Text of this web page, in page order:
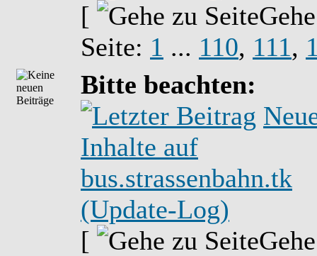
[
Seite: 1 ... 110, 111,
Bitte beachten:
Inhalte auf
bus.strassenbahn.tk
(Update-Log)
[